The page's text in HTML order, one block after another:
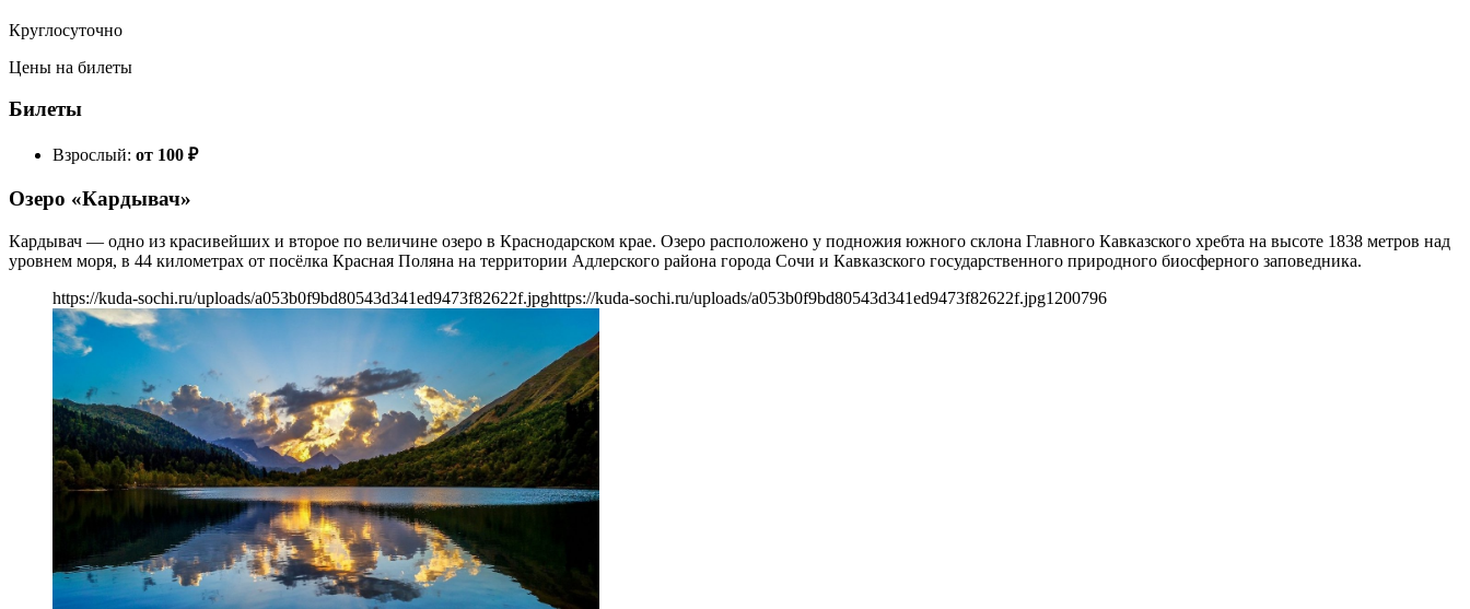
Круглосуточно
Цены на билеты
Билеты
Взрослый: от 100 ₽
Озеро «Кардывач»
Кардывач — одно из красивейших и второе по величине озеро в Краснодарском крае. Озеро расположено у подножия южного склона Главного Кавказского хребта на высоте 1838 метров над
уровнем моря, в 44 километрах от посёлка Красная Поляна на территории Адлерского района города Сочи и Кавказского государственного природного биосферного заповедника.
https://kuda-sochi.ru/uploads/a053b0f9bd80543d341ed9473f82622f.jpghttps://kuda-sochi.ru/uploads/a053b0f9bd80543d341ed9473f82622f.jpg1200796